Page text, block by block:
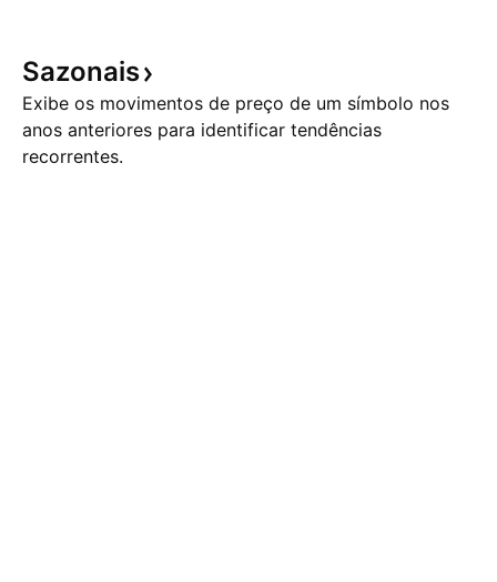
Sazonais
Exibe os movimentos de preço de um símbolo nos
anos anteriores para identificar tendências
recorrentes.